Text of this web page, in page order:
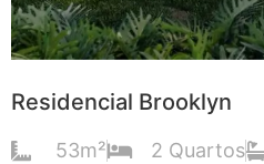
Residencial Brooklyn
53m² 2 Quartos